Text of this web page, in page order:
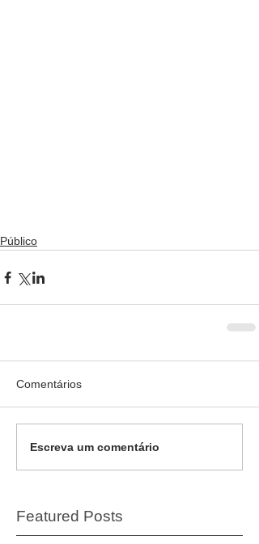
Público
Comentários
Escreva um comentário
Featured Posts